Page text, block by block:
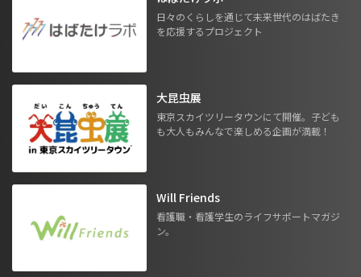
日々のくらしを通じて未来世代のはばたき
を応援するプロジェクト
大昆虫展
東京スカイツリータウンにて開催。子ども
も大人もみんなで楽しめる企画が満載！
Will Friends
看護職・看護学生のライフサポートマガジ
ン。